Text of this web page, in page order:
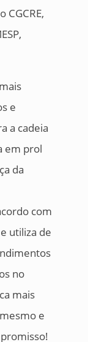
CGCRE,
e
a cadeia
em prol
da
com
utiliza de
no
mais
e